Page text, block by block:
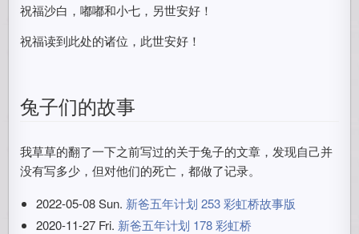
祝福沙白，嘟嘟和小七，另世安好！
祝福读到此处的诸位，此世安好！
兔子们的故事
我草草的翻了一下之前写过的关于兔子的文章，发现自己并
没有写多少，但对他们的死亡，都做了记录。
2022-05-08 Sun. 新爸五年计划 253 彩虹桥故事版
2020-11-27 Fri. 新爸五年计划 178 彩虹桥